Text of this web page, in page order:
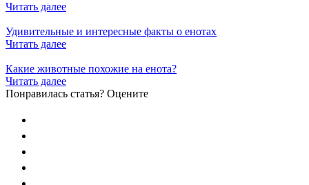
Читать далее
Удивительные и интересные факты о енотах
Читать далее
Какие животные похожие на енота?
Читать далее
Понравилась статья? Оцените